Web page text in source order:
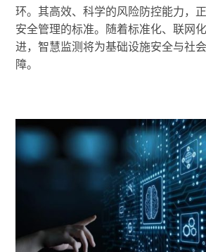
环。其高效、科学的风险防控能力，
安全管理的标准。随着标准化、联网
进，智慧监测将为基础设施安全与社
障。